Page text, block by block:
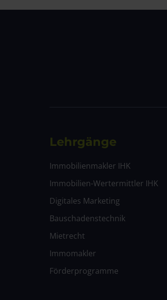
Lehrgänge
Immobilienmakler IHK
Immobilien-Wertermittler IHK
Digitales Marketing
Bauschadenstechnik
Mietrecht
Immomakler
Förderprogramme